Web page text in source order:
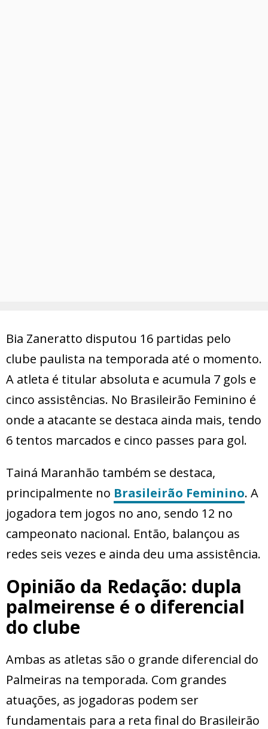
Bia Zaneratto disputou 16 partidas pelo
clube paulista na temporada até o momento.
A atleta é titular absoluta e acumula 7 gols e
cinco assistências. No Brasileirão Feminino é
onde a atacante se destaca ainda mais, tendo
6 tentos marcados e cinco passes para gol.
Tainá Maranhão também se destaca,
principalmente no Brasileirão Feminino. A
jogadora tem jogos no ano, sendo 12 no
campeonato nacional. Então, balançou as
redes seis vezes e ainda deu uma assistência.
Opinião da Redação: dupla
palmeirense é o diferencial
do clube
Ambas as atletas são o grande diferencial do
Palmeiras na temporada. Com grandes
atuações, as jogadoras podem ser
fundamentais para a reta final do Brasileirão